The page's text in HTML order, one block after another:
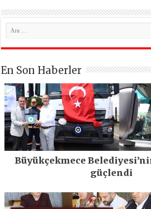
En Son Haberler
Büyükçekmece
güçlendi